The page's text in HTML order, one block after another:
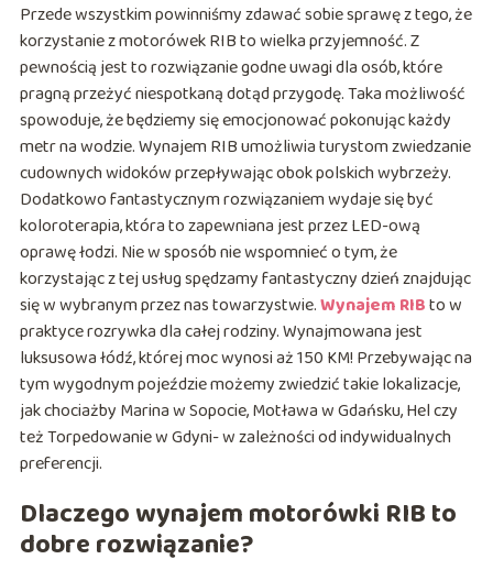
Przede wszystkim powinniśmy zdawać sobie sprawę z tego, że
korzystanie z motorówek RIB to wielka przyjemność. Z
pewnością jest to rozwiązanie godne uwagi dla osób, które
pragną przeżyć niespotkaną dotąd przygodę. Taka możliwość
spowoduje, że będziemy się emocjonować pokonując każdy
metr na wodzie. Wynajem RIB umożliwia turystom zwiedzanie
cudownych widoków przepływając obok polskich wybrzeży.
Dodatkowo fantastycznym rozwiązaniem wydaje się być
koloroterapia, która to zapewniana jest przez LED-ową
oprawę łodzi. Nie w sposób nie wspomnieć o tym, że
korzystając z tej usług spędzamy fantastyczny dzień znajdując
się w wybranym przez nas towarzystwie.Wynajem RIBto w
praktyce rozrywka dla całej rodziny. Wynajmowana jest
luksusowa łódź, której moc wynosi aż 150 KM! Przebywając na
tym wygodnym pojeździe możemy zwiedzić takie lokalizacje,
jak chociażby Marina w Sopocie, Motława w Gdańsku, Hel czy
też Torpedowanie w Gdyni- w zależności od indywidualnych
preferencji.
Dlaczego wynajem motorówki RIB to
dobre rozwiązanie?